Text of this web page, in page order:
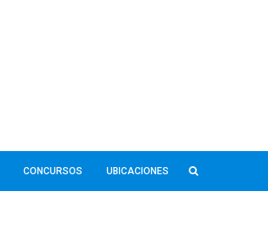
CONCURSOS UBICACIONES